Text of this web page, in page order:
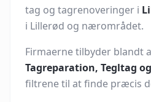
tag og tagrenoveringer i
i Lillerød og nærområdet.
Firmaerne tilbyder blandt
Tagreparation, Tegltag
filtrene til at finde præcis